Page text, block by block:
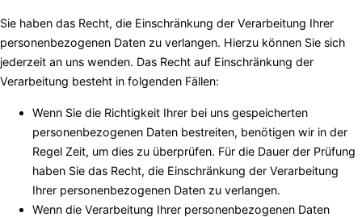
Sie haben das Recht, die Einschränkung der Verarbeitung Ihrer
personenbezogenen Daten zu verlangen. Hierzu können Sie sich
jederzeit an uns wenden. Das Recht auf Einschränkung der
Verarbeitung besteht in folgenden Fällen:
Wenn Sie die Richtigkeit Ihrer bei uns gespeicherten
personenbezogenen Daten bestreiten, benötigen wir in der
Regel Zeit, um dies zu überprüfen. Für die Dauer der Prüfung
haben Sie das Recht, die Einschränkung der Verarbeitung
Ihrer personenbezogenen Daten zu verlangen.
Wenn die Verarbeitung Ihrer personenbezogenen Daten